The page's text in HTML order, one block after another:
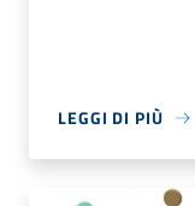
LEGGI DI PIÙ